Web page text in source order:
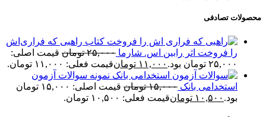
محصولات تصادفی
کتاب راهبی که فراری‌اش
را فروخت اثر رابین اس. شارما ۲۵,۰۰۰ تومان قیمت اصلی:
۲۵,۰۰۰ تومان بود.
۱۱,۰۰۰ تومانقیمت فعلی: ۱۱,۰۰۰ تومان.
نمونه سوالات آزمون
استخدامی بانک ۱۵,۰۰۰ تومان
قیمت اصلی: ۱۵,۰۰۰ تومان
بود. ۱۰,۵۰۰ تومانقیمت فعلی: ۱۰,۵۰۰ تومان.